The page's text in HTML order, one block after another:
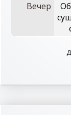
Вечер